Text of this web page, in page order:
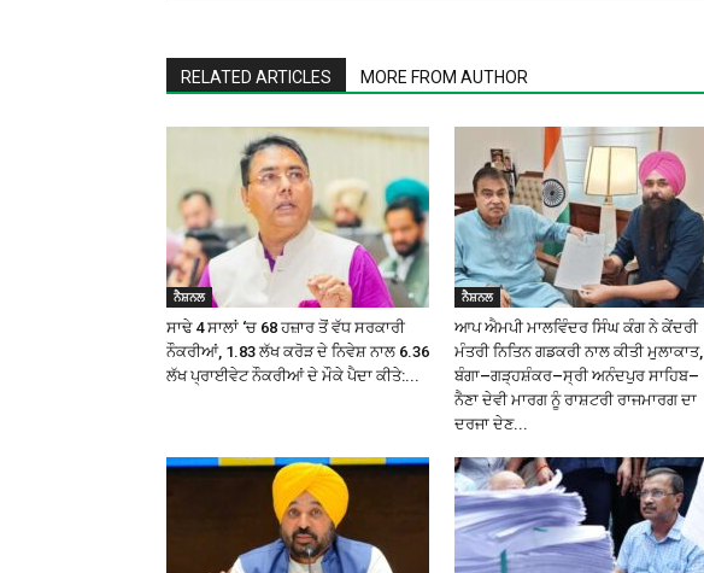
RELATED ARTICLES MORE FROM AUTHOR
ਨੈਸ਼ਨਲ
ਸਾਢੇ 4 ਸਾਲਾਂ ‘ਚ 68 ਹਜ਼ਾਰ ਤੋਂ ਵੱਧ ਸਰਕਾਰੀ
ਨੌਕਰੀਆਂ, 1.83 ਲੱਖ ਕਰੋੜ ਦੇ ਨਿਵੇਸ਼ ਨਾਲ 6.36
ਲੱਖ ਪ੍ਰਾਈਵੇਟ ਨੌਕਰੀਆਂ ਦੇ ਮੌਕੇ ਪੈਦਾ ਕੀਤੇ:...
ਨੈਸ਼ਨਲ
ਆਪ ਐਮਪੀ ਮਾਲਵਿੰਦਰ ਸਿੰਘ ਕੰਗ ਨੇ ਕੇਂਦਰੀ
ਮੰਤਰੀ ਨਿਤਿਨ ਗਡਕਰੀ ਨਾਲ ਕੀਤੀ ਮੁਲਾਕਾਤ,
ਬੰਗਾ–ਗੜ੍ਹਸ਼ੰਕਰ–ਸ੍ਰੀ ਅਨੰਦਪੁਰ ਸਾਹਿਬ–
ਨੈਣਾ ਦੇਵੀ ਮਾਰਗ ਨੂੰ ਰਾਸ਼ਟਰੀ ਰਾਜਮਾਰਗ ਦਾ
ਦਰਜਾ ਦੇਣ...